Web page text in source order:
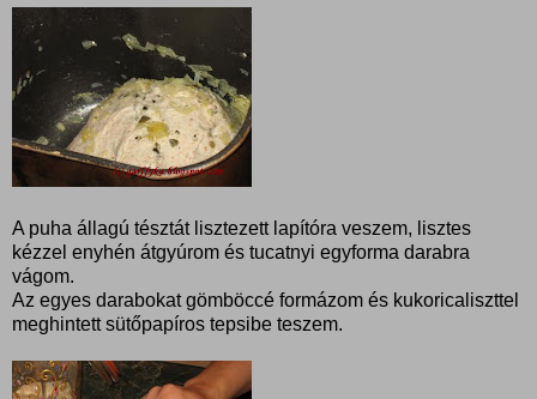
A puha állagú tésztát lisztezett lapítóra veszem, lisztes
kézzel enyhén átgyúrom és tucatnyi egyforma darabra
vágom.
Az egyes darabokat gömböccé formázom és kukoricaliszttel
meghintett sütőpapíros tepsibe teszem.